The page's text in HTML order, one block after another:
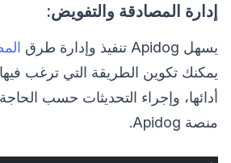
إدارة المصادقة والتفويض:
يسهل Apidog تنفيذ وإدارة طرق
يمكنك تكوين الطريقة التي ترغب
أدائها، وإجراء التحديثات حسب
منصة Apidog.